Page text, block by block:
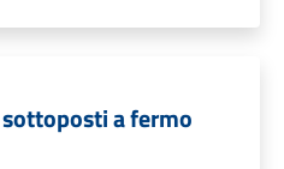
a fermo